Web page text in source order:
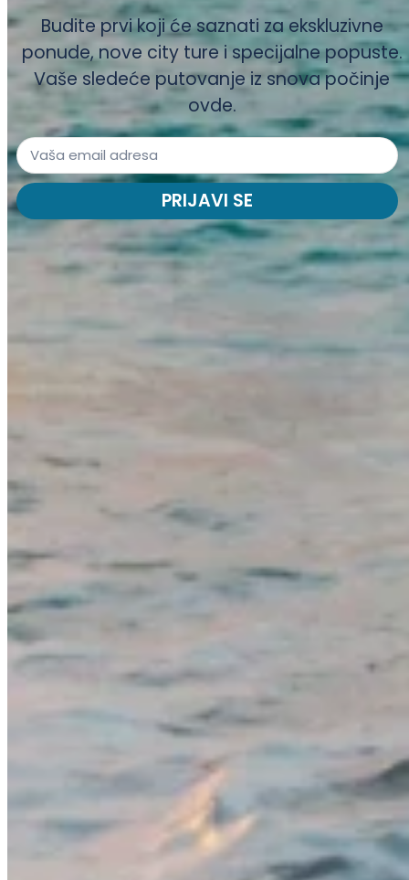
Budite prvi koji će saznati za ekskluzivne
ponude, nove city ture i specijalne popuste.
Vaše sledeće putovanje iz snova počinje
ovde.
PRIJAVI SE